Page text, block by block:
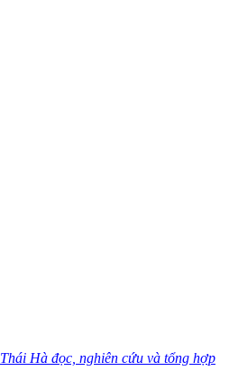
Thái Hà đọc, nghiên cứu và tổng hợp